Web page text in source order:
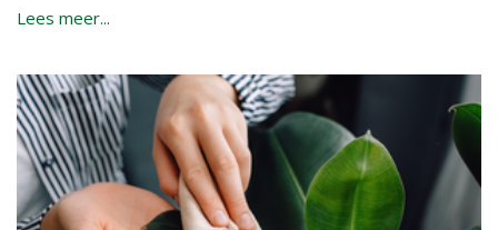
Lees meer...